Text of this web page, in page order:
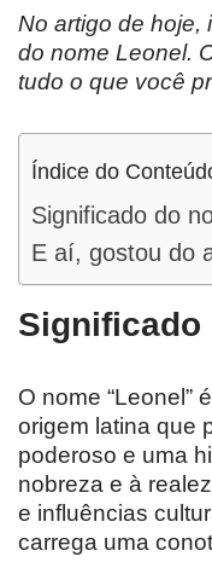
No artigo de hoje,
do nome Leonel.
tudo o que você
Índice do
Significado do
E aí, gostou do
Significado
O nome “Leonel”
origem latina que
poderoso e uma
nobreza e à
e influências
carrega uma